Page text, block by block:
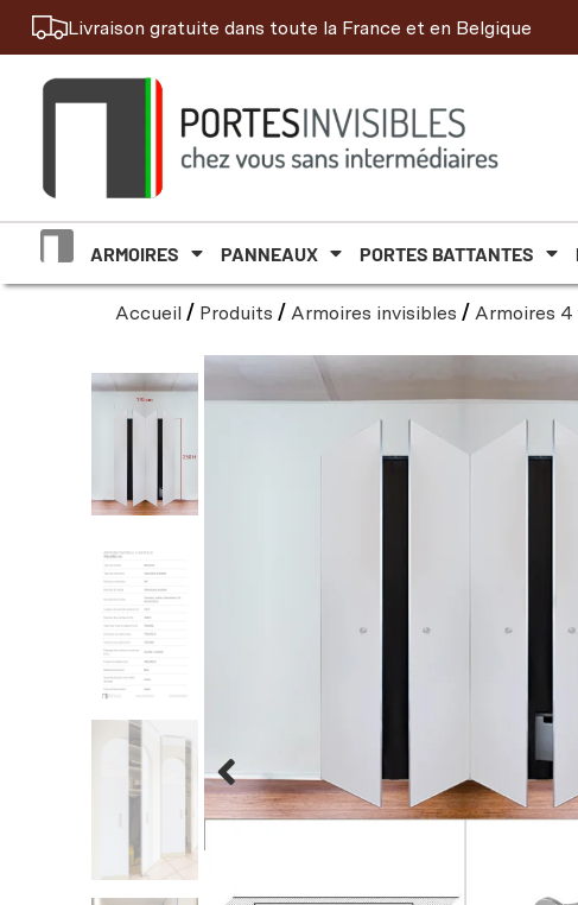
Livraison gratuite dans toute la France et en Belgique
ARMOIRES PANNEAUX PORTES BATTANTES
Accueil / Produits / Armoires invisibles / Armoires 4